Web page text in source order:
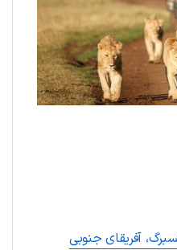
آفریقای جنوبی